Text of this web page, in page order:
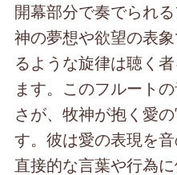
開幕部分で奏でられ
神の夢想や欲望の表
るような旋律は聴く
ます。このフルート
さが、牧神が抱く愛
す。彼は愛の表現を音
直接的な言葉や行為